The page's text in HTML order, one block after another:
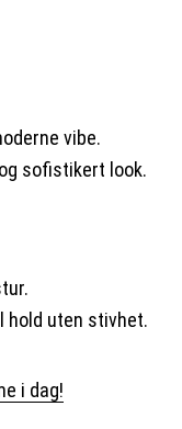
vibe.
sofistikert look.
hold uten stivhet.
i dag!